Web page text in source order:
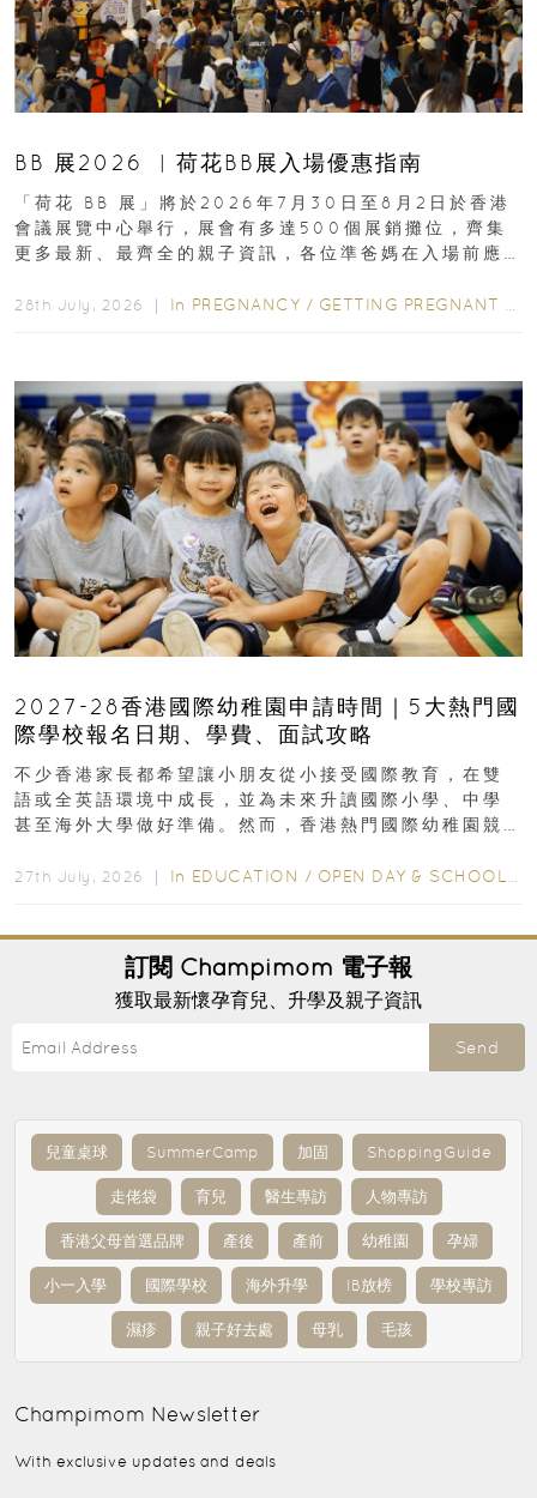
BB 展2026 ︳荷花BB展入場優惠指南
「荷花 BB 展」將於2026年7月30日至8月2日於香港
會議展覽中心舉行，展會有多達500個展銷攤位，齊集
更多最新、最齊全的親子資訊，各位準爸媽在入場前應
28th July, 2026 ｜ In PREGNANCY / GETTING PREGNANT
2027-28香港國際幼稚園申請時間｜5大熱門國
際學校報名日期、學費、面試攻略
不少香港家長都希望讓小朋友從小接受國際教育，在雙
語或全英語環境中成長，並為未來升讀國際小學、中學
甚至海外大學做好準備。然而，香港熱門國際幼稚園競
27th July, 2026 ｜ In EDUCATION / OPEN DAY & SCHOOL EVENTS
訂閱 Champimom 電子報
獲取最新懷孕育兒、升學及親子資訊
Send
兒童桌球 SummerCamp 加固 ShoppingGuide
走佬袋 育兒 醫生專訪 人物專訪
香港父母首選品牌 產後 產前 幼稚園 孕婦
小一入學 國際學校 海外升學 IB放榜 學校專訪
濕疹 親子好去處 母乳 毛孩
Champimom Newsletter
With exclusive updates and deals